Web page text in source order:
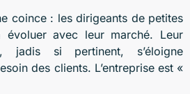
coince : les dirigeants de petites
évoluer avec leur marché. Leur
jadis si pertinent, s’éloigne
des clients. L’entreprise est «